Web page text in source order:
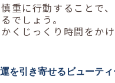
重に行動することで
でしょう。
くじっくり時間をか
を引き寄せるビューテ